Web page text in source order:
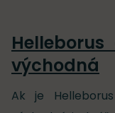
východná
Ak je